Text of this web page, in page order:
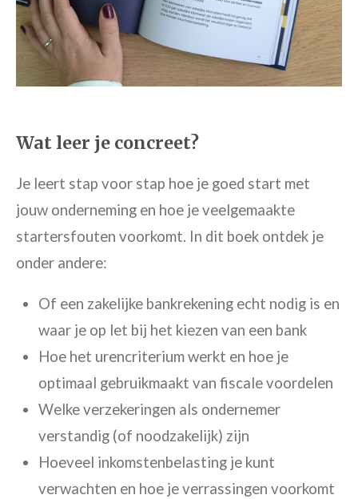
Wat leer je concreet?
Je leert stap voor stap hoe je goed start met
jouw onderneming en hoe je veelgemaakte
startersfouten voorkomt. In dit boek ontdek je
onder andere:
Of een zakelijke bankrekening echt nodig is en
waar je op let bij het kiezen van een bank
Hoe het urencriterium werkt en hoe je
optimaal gebruikmaakt van fiscale voordelen
Welke verzekeringen als ondernemer
verstandig (of noodzakelijk) zijn
Hoeveel inkomstenbelasting je kunt
verwachten en hoe je verrassingen voorkomt